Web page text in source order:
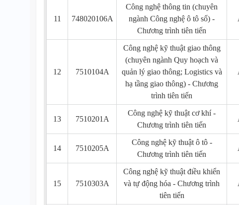
11 748020106A
Công nghệ thông tin (chuyên
ngành Công nghệ ô tô số) -
Chương trình tiên tiến
12 7510104A
Công nghệ kỹ thuật giao thông
(chuyên ngành Quy hoạch và
quản lý giao thông; Logistics và
hạ tầng giao thông) - Chương
trình tiên tiến
13 7510201A
Công nghệ kỹ thuật cơ khí -
Chương trình tiên tiến
14 7510205A
Công nghệ kỹ thuật ô tô -
Chương trình tiên tiến
15 7510303A
Công nghệ kỹ thuật điều khiển
và tự động hóa - Chương trình
tiên tiến